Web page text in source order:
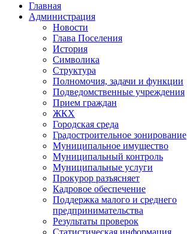
Главная
Администрация
Новости
Глава Поселения
История
Символика
Структура
Полномочия, задачи и функции
Подведомственные учреждения
Прием граждан
ЖКХ
Городская среда
Градостроительное зонирование
Муниципальное имущество
Муниципальный контроль
Муниципальные услуги
Прокурор разъясняет
Кадровое обеспечение
Поддержка малого и среднего
предпринимательства
Результаты проверок
Статистическая информация